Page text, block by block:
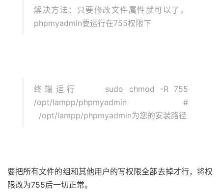
解决方法：只要修改文件属性就可以了。
phpmyadmin要运行在755权限下
终端运行 sudo chmod -R 755
/opt/lampp/phpmyadmin #
/opt/lampp/phpmyadmin为您的安装路径
要把所有文件的组和其他用户的写权限全部去掉才行，将权
限改为755后一切正常。